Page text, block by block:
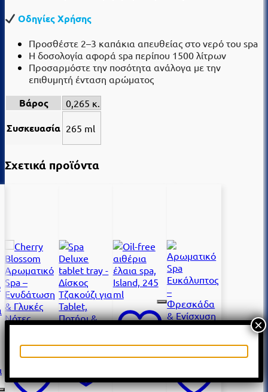
Οδηγίες Χρήσης
Προσθέστε 2–3 καπάκια απευθείας στο νερό του spa
Η δοσολογία αφορά spa περίπου 1500 λίτρων
Προσαρμόστε την ποσότητα ανάλογα με την
επιθυμητή ένταση αρώματος
Βάρος 0,265 κ.
Συσκευασία 265 ml
Σχετικά προϊόντα
wishlist
×